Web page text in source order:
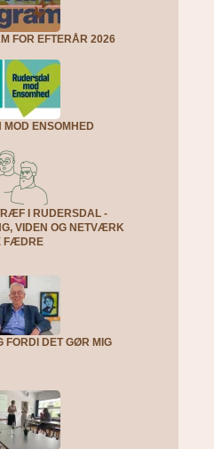
FOR EFTERÅR 2026
MOD ENSOMHED
I RUDERSDAL -
VIDEN OG NETVÆRK
FÆDRE
FORDI DET GØR MIG